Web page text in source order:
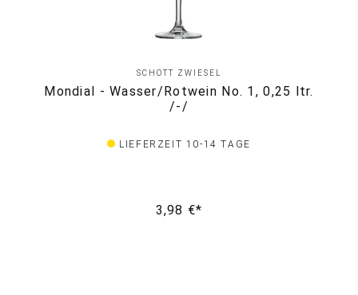
SCHOTT ZWIESEL
Mondial - Wasser/Rotwein No. 1, 0,25 ltr.
/-/
LIEFERZEIT 10-14 TAGE
3,98 €*